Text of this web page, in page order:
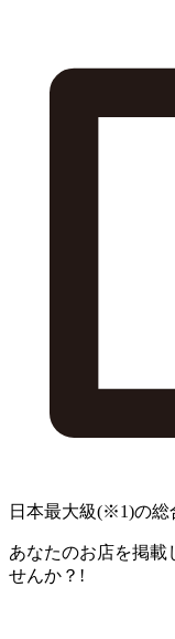
日本最大級(※1)の総
あなたのお店を掲載
せんか？!